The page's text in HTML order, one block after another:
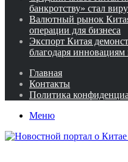
банкротству» стал
Валютный рынок
операции для бизнеса
Экспорт Китая
благодаря инновациям
Главная
Контакты
Политика
Меню